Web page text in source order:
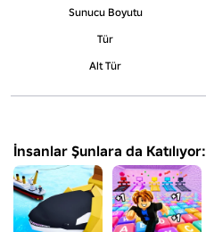
Sunucu Boyutu
Tür
Alt Tür
İnsanlar Şunlara da Katılıyor: